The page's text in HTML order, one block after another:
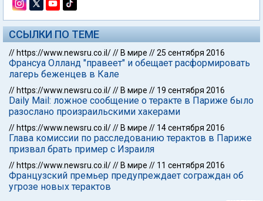
ССЫЛКИ ПО ТЕМЕ
// https://www.newsru.co.il/// В мире //25 сентября 2016
Франсуа Олланд "правеет" и обещает расформировать
лагерь беженцев в Кале
// https://www.newsru.co.il/// В мире // 19 сентября 2016
Daily Mail: ложное сообщение о теракте в Париже было
разослано произраильскими хакерами
// https://www.newsru.co.il/// В мире // 14 сентября 2016
Глава комиссии по расследованию терактов в Париже
призвал брать пример с Израиля
// https://www.newsru.co.il/// В мире // 11 сентября 2016
Французский премьер предупреждает сограждан об
угрозе новых терактов